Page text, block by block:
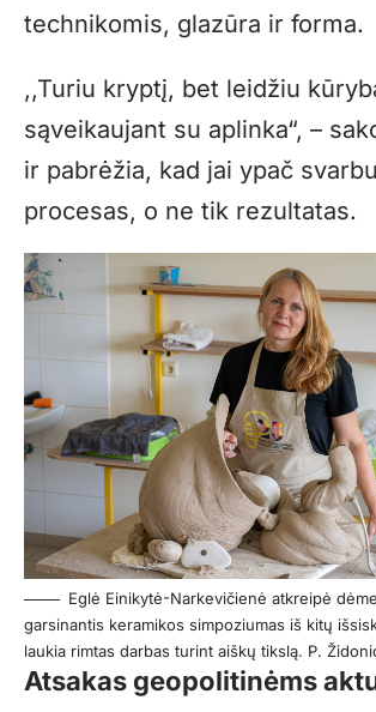
technikomis, glazūra ir forma.
,,Turiu kryptį, bet leidžiu
sąveikaujant su aplinka“, –
ir pabrėžia, kad jai ypač
procesas, o ne tik rezultatas.
Eglė Einikytė-Narkevičienė atkreipė
garsinantis keramikos simpoziumas iš kitų
laukia rimtas darbas turint aiškų tikslą. P.
Atsakas geopolitinėms